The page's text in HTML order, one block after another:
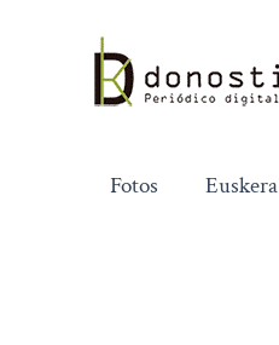
contenido
Fotos Euskera